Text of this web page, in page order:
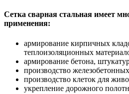
Сетка сварная стальная имеет
применения:
армирование кирпичных
теплоизоляционных
армирование бетона,
производство
производство клеток для
укрепление дорожного